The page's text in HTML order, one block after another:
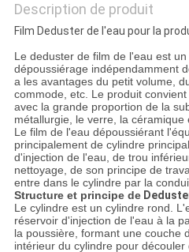
Description de produit
Film Deduster de l'eau pour la
Le deduster de film de l'eau est
dépoussiérage indépendamment
a les avantages du petit volume,
commode, etc. Le produit
avec la grande proportion de la
métallurgie, le verre, la céramique
Le film de l'eau dépoussiérant
principalement de cylindre
d'injection de l'eau, de trou
nettoyage, de son principe de
entre dans le cylindre par la
Structure et principe de
Le cylindre est un cylindre rond.
réservoir d'injection de l'eau à la
la poussière, formant une couche
intérieur du cylindre pour